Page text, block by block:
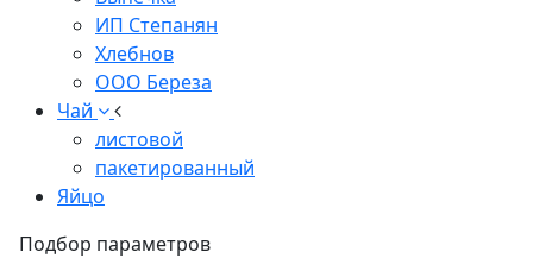
ИП Степанян
Хлебнов
ООО Береза
Чай
листовой
пакетированный
Яйцо
Подбор параметров